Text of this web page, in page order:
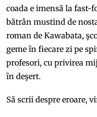
coada e imensă la fast-
bătrân mustind de
roman de Kawabata,
geme ȋn fiecare zi pe
profesori, cu privirea
ȋn deşert.
Să scrii despre eroare,